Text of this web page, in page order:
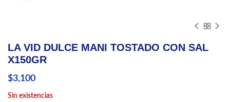
LA VID DULCE MANI TOSTADO CON SAL
X150GR
$3,100
Sin existencias